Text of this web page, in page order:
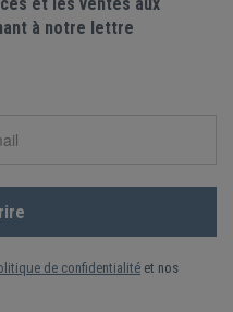
et les ventes aux
à notre lettre
de confidentialité et nos